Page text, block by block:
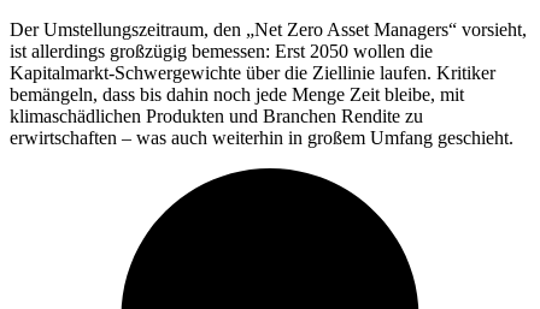
Der Umstellungszeitraum, den „Net Zero Asset Managers“ vorsieht,
ist allerdings großzügig bemessen: Erst 2050 wollen die
Kapitalmarkt-Schwergewichte über die Ziellinie laufen. Kritiker
bemängeln, dass bis dahin noch jede Menge Zeit bleibe, mit
klimaschädlichen Produkten und Branchen Rendite zu
erwirtschaften – was auch weiterhin in großem Umfang geschieht.